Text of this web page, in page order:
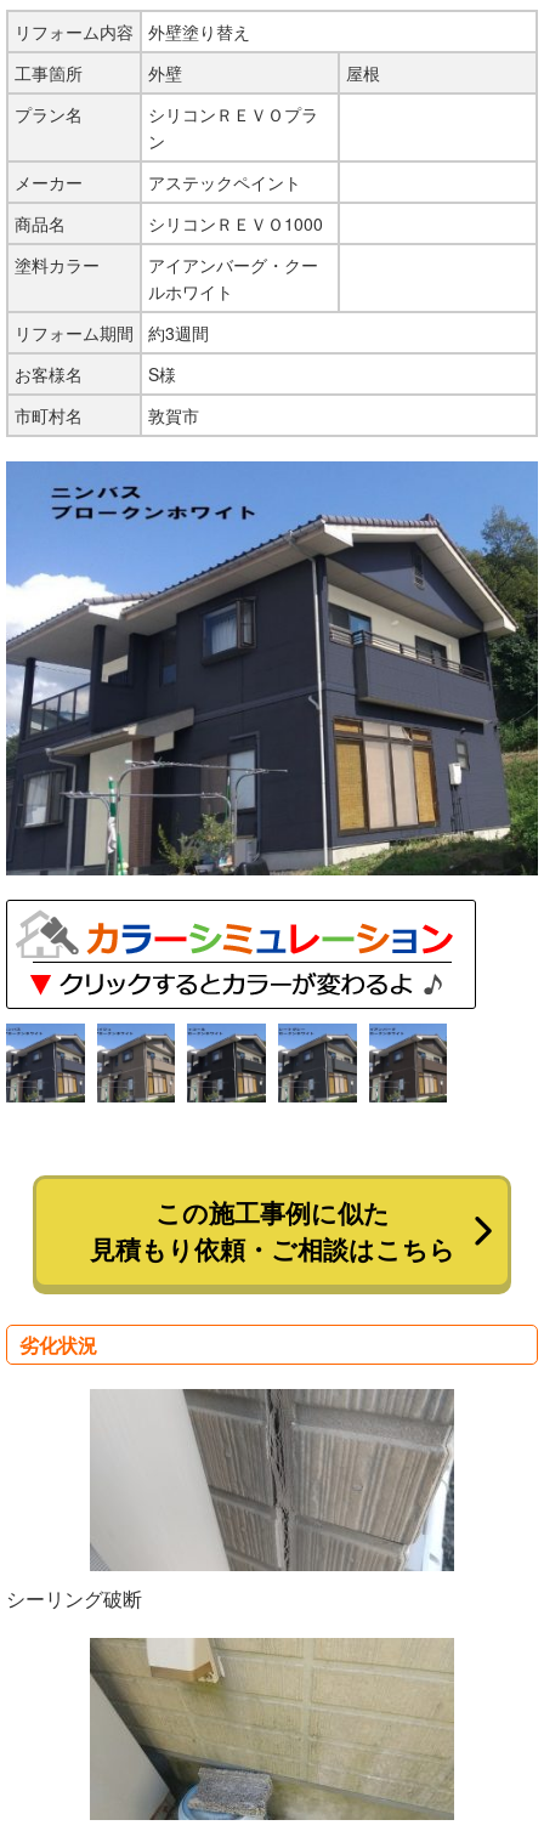
リフォーム内容
外壁塗り替え
工事箇所
外壁
屋根
プラン名
シリコンＲＥＶＯプラ
ン
メーカー
アステックペイント
商品名
シリコンＲＥＶＯ1000
塗料カラー
アイアンバーグ・クー
ルホワイト
リフォーム期間
約3週間
お客様名
S様
市町村名
敦賀市
この施工事例に似た
見積もり依頼・ご相談はこちら
劣化状況
シーリング破断